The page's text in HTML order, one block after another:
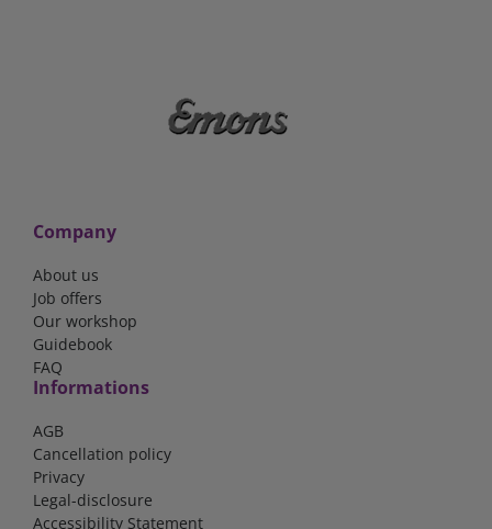
Company
About us
Job offers
Our workshop
Guidebook
FAQ
Informations
AGB
Cancellation policy
Privacy
Legal-disclosure
Accessibility Statement